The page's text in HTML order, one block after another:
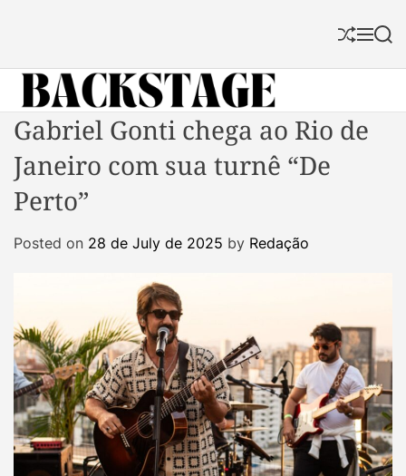
S
f
M S
c
B
a
k
s
t
M
a
g
Gabriel Gonti chega ao Rio de
Janeiro com sua turnê “De
Perto”
Posted on 28 de July de 2025 by Redação